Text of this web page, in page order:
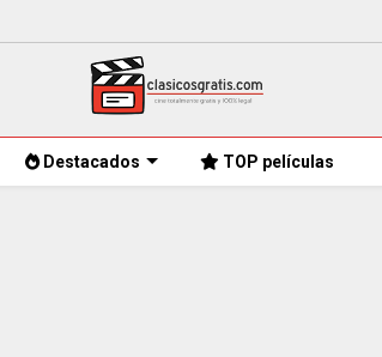
Destacados TOP películas